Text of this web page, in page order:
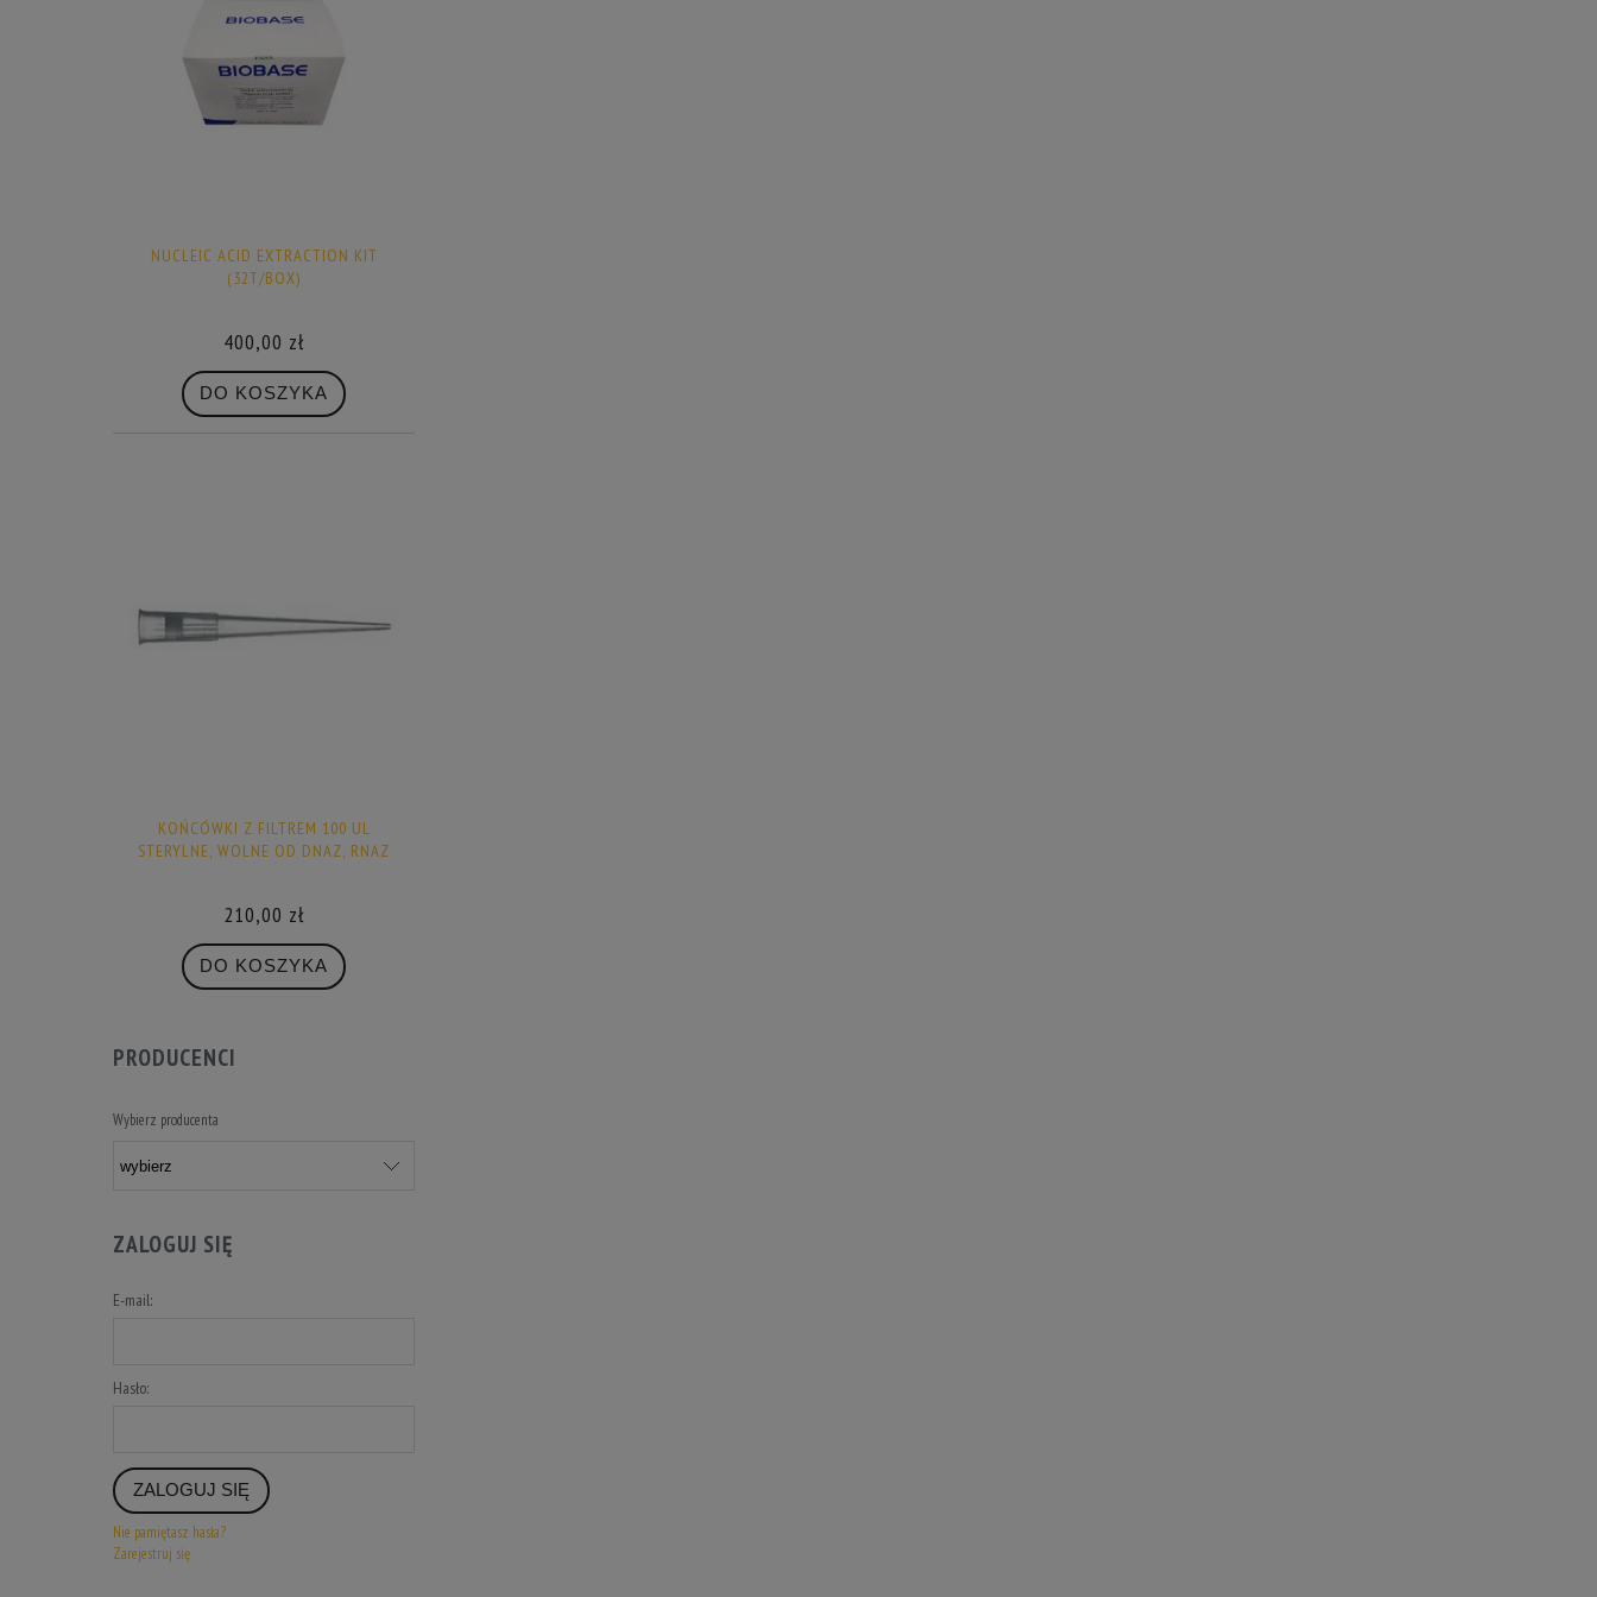
NUCLEIC ACID EXTRACTION KIT
(32T/BOX)
400,00 zł
DO KOSZYKA
KOŃCÓWKI Z FILTREM 100 UL
STERYLNE, WOLNE OD DNAZ, RNAZ
210,00 zł
DO KOSZYKA
PRODUCENCI
Wybierz producenta
ZALOGUJ SIĘ
E-mail:
Hasło:
ZALOGUJ SIĘ
Nie pamiętasz hasła?
Zarejestruj się